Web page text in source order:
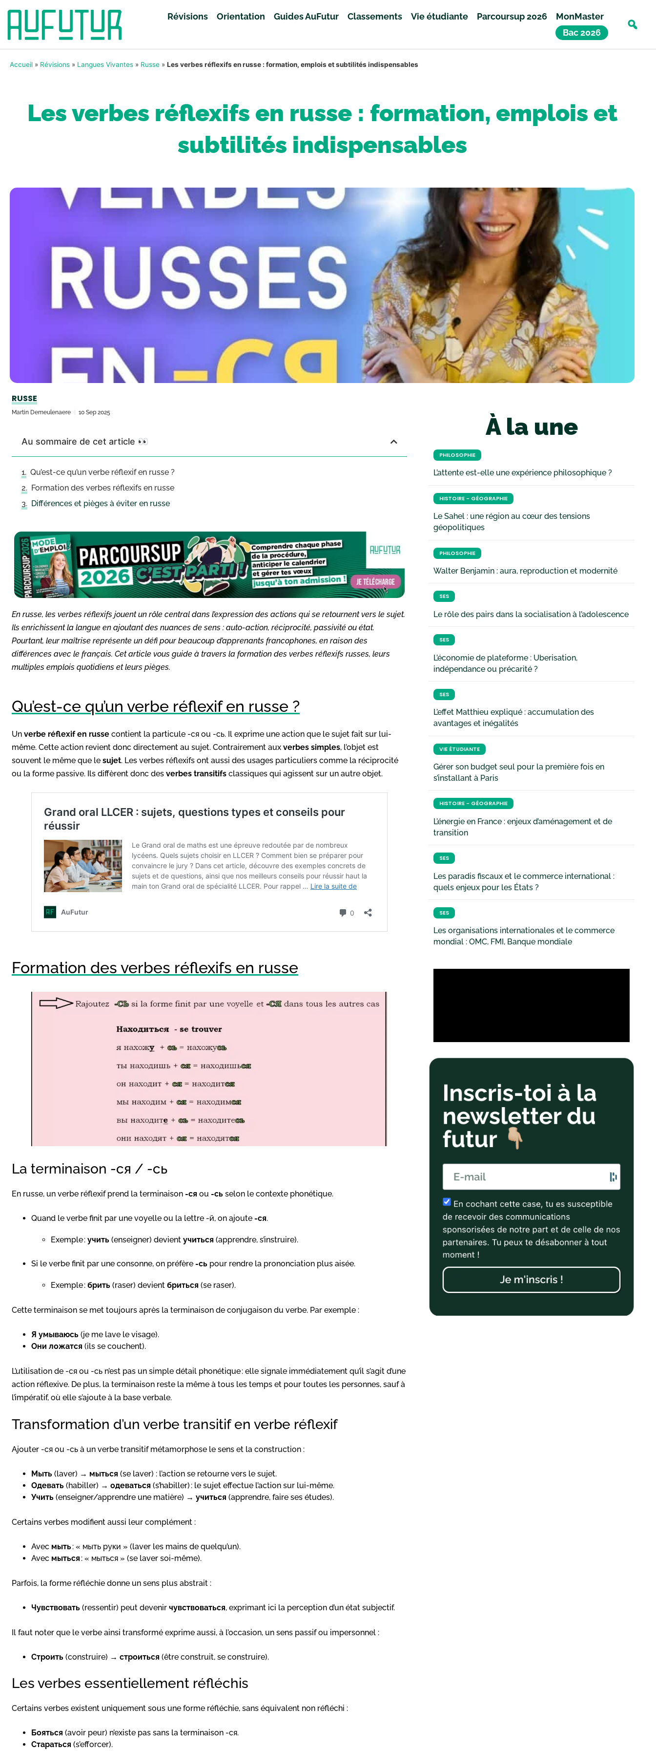
Révisions Orientation Guides AuFutur Classements Vie étudiante Parcoursup 2026
MonMaster
Bac 2026
Accueil » Révisions » Langues Vivantes » Russe » Les verbes réflexifs en russe : formation, emplois et subtilités indispensables
Les verbes réflexifs en russe : formation, emplois et
subtilités indispensables
RUSSE
Martin Demeulenaere 10 Sep 2025
Au sommaire de cet article 👀
Qu’est-ce qu’un verbe réflexif en russe ?
Formation des verbes réflexifs en russe
Différences et pièges à éviter en russe
En russe, les verbes réflexifs jouent un rôle central dans l’expression des actions qui se retournent vers le sujet.
Ils enrichissent la langue en ajoutant des nuances de sens : auto-action, réciprocité, passivité ou état.
Pourtant, leur maîtrise représente un défi pour beaucoup d’apprenants francophones, en raison des
différences avec le français. Cet article vous guide à travers la formation des verbes réflexifs russes, leurs
multiples emplois quotidiens et leurs pièges.
Qu’est-ce qu’un verbe réflexif en russe ?
Un verbe réflexif en russe contient la particule -ся ou -сь. Il exprime une action que le sujet fait sur lui-
même. Cette action revient donc directement au sujet. Contrairement aux verbes simples, l’objet est
souvent le même que le sujet. Les verbes réflexifs ont aussi des usages particuliers comme la réciprocité
ou la forme passive. Ils diffèrent donc des verbes transitifs classiques qui agissent sur un autre objet.
Formation des verbes réflexifs en russe
La terminaison -ся / -сь
En russe, un verbe réflexif prend la terminaison -ся ou -сь selon le contexte phonétique.
Quand le verbe finit par une voyelle ou la lettre -й, on ajoute -ся.
Exemple : учить (enseigner) devient учиться (apprendre, s’instruire).
Si le verbe finit par une consonne, on préfère -сь pour rendre la prononciation plus aisée.
Exemple : брить (raser) devient бриться (se raser).
Cette terminaison se met toujours après la terminaison de conjugaison du verbe. Par exemple :
Я умываюсь (je me lave le visage).
Они ложатся (ils se couchent).
L’utilisation de -ся ou -сь n’est pas un simple détail phonétique : elle signale immédiatement qu’il s’agit d’une
action réflexive. De plus, la terminaison reste la même à tous les temps et pour toutes les personnes, sauf à
l’impératif, où elle s’ajoute à la base verbale.
Transformation d’un verbe transitif en verbe réflexif
Ajouter -ся ou -сь à un verbe transitif métamorphose le sens et la construction :
Мыть (laver) → мыться (se laver) : l’action se retourne vers le sujet.
Одевать (habiller) → одеваться (s’habiller) : le sujet effectue l’action sur lui-même.
Учить (enseigner/apprendre une matière) → учиться (apprendre, faire ses études).
Certains verbes modifient aussi leur complément :
Avec мыть : « мыть руки » (laver les mains de quelqu’un).
Avec мыться : « мыться » (se laver soi-même).
Parfois, la forme réfléchie donne un sens plus abstrait :
Чувствовать (ressentir) peut devenir чувствоваться, exprimant ici la perception d’un état subjectif.
Il faut noter que le verbe ainsi transformé exprime aussi, à l’occasion, un sens passif ou impersonnel :
Строить (construire) → строиться (être construit, se construire).
Les verbes essentiellement réfléchis
Certains verbes existent uniquement sous une forme réfléchie, sans équivalent non réfléchi :
Бояться (avoir peur) n’existe pas sans la terminaison -ся.
Стараться (s’efforcer).
À la une
PHILOSOPHIE
L’attente est-elle une expérience philosophique ?
HISTOIRE - GÉOGRAPHIE
Le Sahel : une région au cœur des tensions
géopolitiques
PHILOSOPHIE
Walter Benjamin : aura, reproduction et modernité
SES
Le rôle des pairs dans la socialisation à l’adolescence
SES
L’économie de plateforme : Uberisation,
indépendance ou précarité ?
SES
L’effet Matthieu expliqué : accumulation des
avantages et inégalités
VIE ÉTUDIANTE
Gérer son budget seul pour la première fois en
s’installant à Paris
HISTOIRE - GÉOGRAPHIE
L’énergie en France : enjeux d’aménagement et de
transition
SES
Les paradis fiscaux et le commerce international :
quels enjeux pour les États ?
SES
Les organisations internationales et le commerce
mondial : OMC, FMI, Banque mondiale